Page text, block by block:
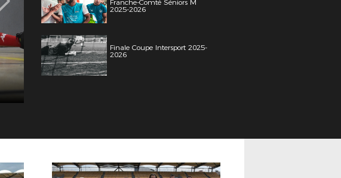
Franche-Comté Séniors M
2025-2026
Finale Coupe Intersport 2025-
2026